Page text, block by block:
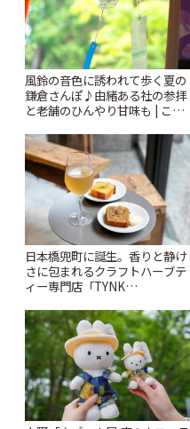
風鈴の音色に誘われて歩く夏の
鎌倉さんぽ♪由緒ある社の参拝
と老舗のひんやり甘味も | こと
日本橋兜町に誕生。香りと静け
さに包まれるクラフトハーブテ
ィー専門店「TYNK